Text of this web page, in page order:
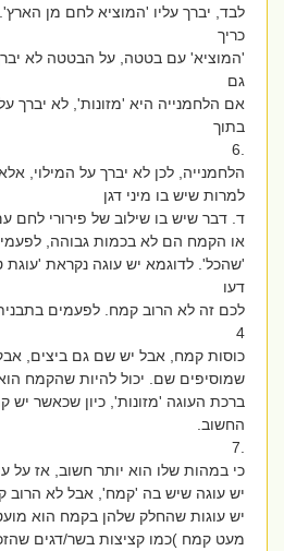
לבד, יברך עליו 'המוציא לחם מן הארץ'.
כריך
'המוציא' עם בטטה, על הבטטה לא יברך,
גם
אם הלחמנייה היא 'מזונות', לא יברך על
בתוך
הלחמנייה, לכן לא יברך על המילוי, אלא
למרות שיש בו מיני דגן
ד. דבר שיש בו שילוב של פירורי לחם עם
או הקמח הם לא בכמות גבוהה, לפעמים
'שהכל'. לדוגמא יש עוגה נקראת 'עוגת
דעו
לכם זה לא הרוב קמח. לפעמים בתבנית
כוסות קמח, אבל יש שם גם ביצים, אבקת
שמוסיפים שם. יכול להיות שהקמח הוא
ברכת העוגה 'מזונות', כיון שכאשר יש
החשוב.
כי במהות שלו הוא יותר חשוב, אז על
יש עוגה שיש בה 'קמח', אבל לא הרוב
יש עוגות שהחלק שלהן בקמח הוא
מעט קמח )כמו קציצות בשר/דגים